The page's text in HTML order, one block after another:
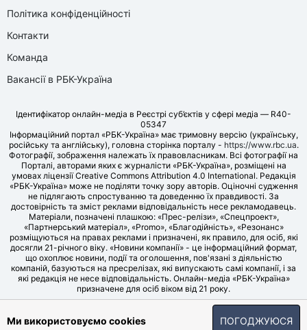
Політика конфіденційності
Контакти
Команда
Вакансії в РБК-Україна
Ідентифікатор онлайн-медіа в Реєстрі суб’єктів у сфері медіа — R40-
05347
Інформаційний портал «РБК-Україна» має тримовну версію (українську,
російську та англійську), головна сторінка порталу - https://www.rbc.ua.
Фотографії, зображення належать їх правовласникам. Всі фотографії на
Порталі, авторами яких є журналісти «РБК-Україна», розміщені на
умовах ліцензії Creative Commons Attribution 4.0 International. Редакція
«РБК-Україна» може не поділяти точку зору авторів. Оціночні судження
не підлягають спростуванню та доведенню їх правдивості. За
достовірність та зміст реклами відповідальність несе рекламодавець.
Матеріали, позначені плашкою: «Прес-релізи», «Спецпроект»,
«Партнерський матеріал», «Promo», «Благодійність», «Резонанс»
розміщуються на правах реклами і призначені, як правило, для осіб, які
досягли 21-річного віку. «Новини компанії» - це інформаційний формат,
що охоплює новини, події та оголошення, пов'язані з діяльністю
компаній, базуються на пресрелізах, які випускають самі компанії, і за
які редакція не несе відповідальність. Онлайн-медіа «РБК-Україна»
призначене для осіб віком від 21 року.
© LLC «UBT MEDIA», 2006-2026.
Ми використовуємо cookies ПОГОДЖУЮСЯ